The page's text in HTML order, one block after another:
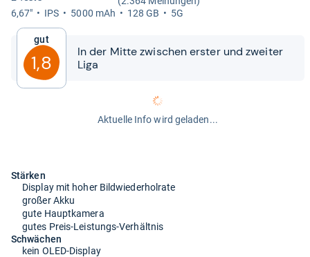
6,67"
IPS 5000 mAh 128 GB 5G
Gut
1,8
In der Mitte zwi­schen ers­ter und zwei­ter
Liga
Aktuelle Info wird geladen...
Stärken
Display mit hoher Bildwiederholrate
großer Akku
gute Hauptkamera
gutes Preis-Leistungs-Verhältnis
Schwächen
kein OLED-Display